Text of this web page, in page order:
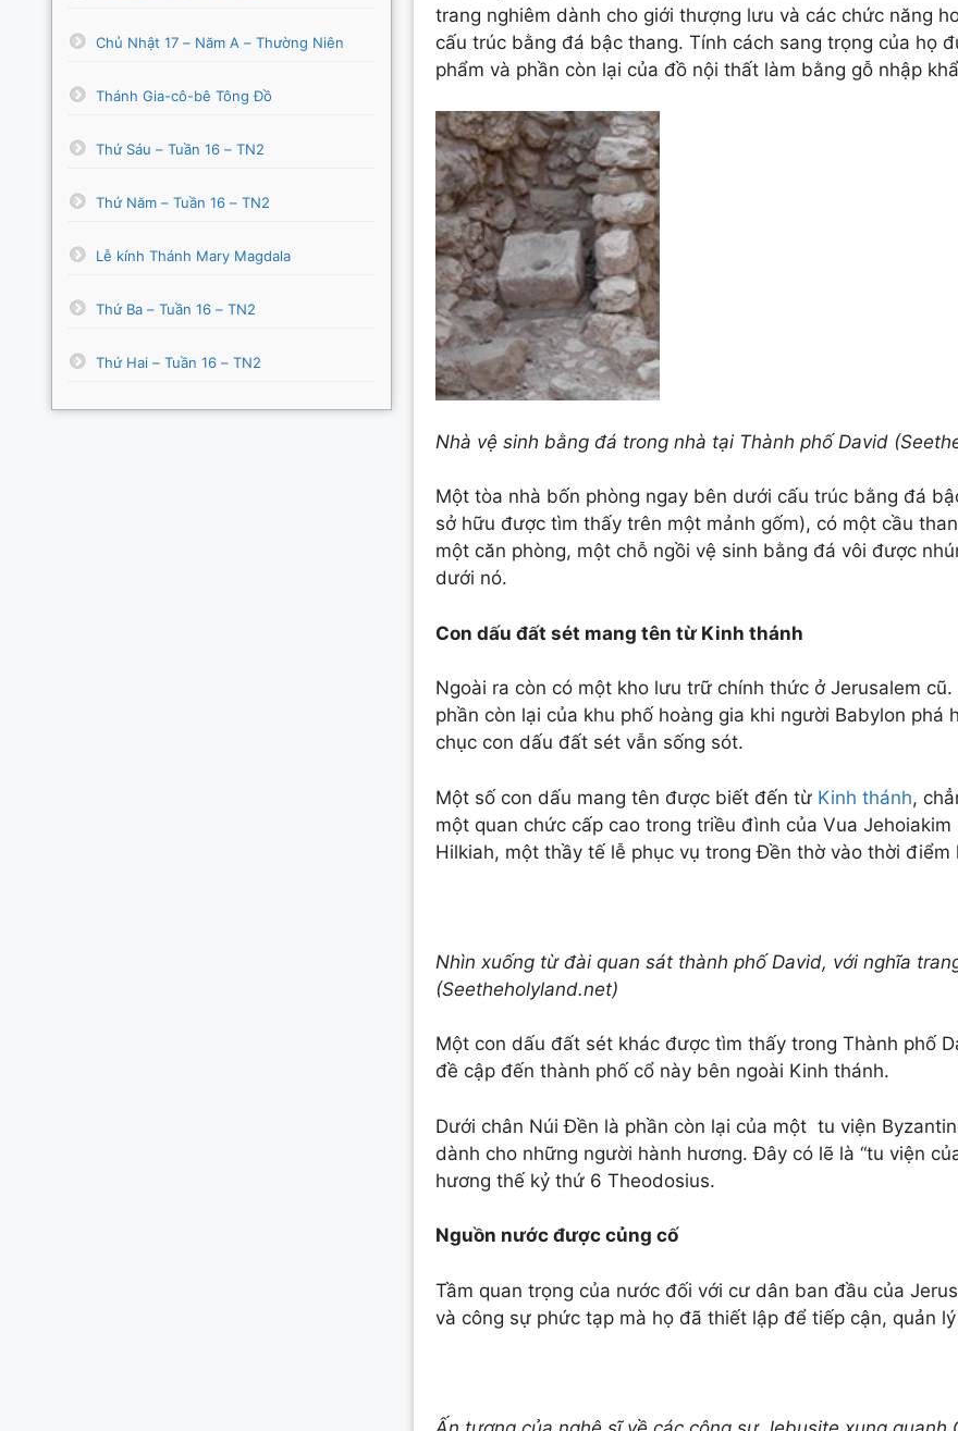
trang nghiêm dành cho giới thượng lưu và các chức năng
cấu trúc bằng đá bậc thang. Tính cách sang trọng của họ
phẩm và phần còn lại của đồ nội thất làm bằng gỗ nhập
Nhà vệ sinh bằng đá trong nhà tại Thành phố David
Một tòa nhà bốn phòng ngay bên dưới cấu trúc bằng đá
sở hữu được tìm thấy trên một mảnh gốm), có một cầu
một căn phòng, một chỗ ngồi vệ sinh bằng đá vôi được
dưới nó.
Con dấu đất sét mang tên từ Kinh thánh
Ngoài ra còn có một kho lưu trữ chính thức ở Jerusalem
phần còn lại của khu phố hoàng gia khi người Babylon phá
chục con dấu đất sét vẫn sống sót.
Một số con dấu mang tên được biết đến từ Kinh thánh,
một quan chức cấp cao trong triều đình của Vua
Hilkiah, một thầy tế lễ phục vụ trong Đền thờ vào thời điểm
Nhìn xuống từ đài quan sát thành phố David, với nghĩa
(Seetheholyland.net)
Một con dấu đất sét khác được tìm thấy trong Thành phố
đề cập đến thành phố cổ này bên ngoài Kinh thánh.
Dưới chân Núi Đền là phần còn lại của một tu viện
dành cho những người hành hương. Đây có lẽ là “tu viện
hương thế kỷ thứ 6 Theodosius.
Nguồn nước được củng cố
Tầm quan trọng của nước đối với cư dân ban đầu của
và công sự phức tạp mà họ đã thiết lập để tiếp cận, quản
Chủ Nhật 17 – Năm A – Thường Niên
Thánh Gia-cô-bê Tông Đồ
Thứ Sáu – Tuần 16 – TN2
Thứ Năm – Tuần 16 – TN2
Lễ kính Thánh Mary Magdala
Thứ Ba – Tuần 16 – TN2
Thứ Hai – Tuần 16 – TN2